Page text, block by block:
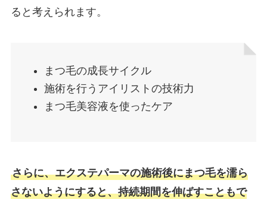
ると考えられます。
まつ毛の成長サイクル
施術を行うアイリストの技術力
まつ毛美容液を使ったケア
さらに、エクステパーマの施術後にまつ毛を濡ら
さないようにすると、持続期間を伸ばすこともで